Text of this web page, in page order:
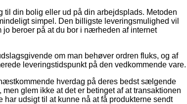
din bolig eller ud på din arbejdsplads. Metoden
simpel. Den billigste leveringsmulighed vil
beroer på at du bor i nærheden af internet
om man behøver ordren fluks, og af
leveringstidspunkt på den vedkommende vare.
hverdag på deres bedst sælgende
glem ikke at det er betinget af at transaktionen
udsigt til at kunne nå at få produkterne sendt